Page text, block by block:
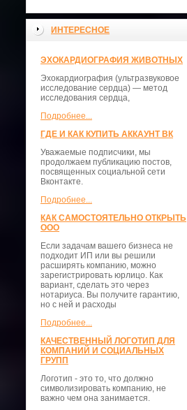
ИНТЕРЕСНОЕ
ЭХОКАРДИОГРАФИЯ ЖИВОТНЫХ
Эхокардиография (ультразвуковое
исследование сердца) — метод
исследования сердца,
Подробнее...
ГДЕ И КАК КУПИТЬ АККАУНТ ВК
Уважаемые подписчики, мы
продолжаем публикацию постов,
посвященных социальной сети
Вконтакте.
Подробнее...
КАК САМОСТОЯТЕЛЬНО ОТКРЫТЬ
ООО
Если задачам вашего бизнеса не
подходит ИП или вы решили
расширять компанию, можно
зарегистрировать юрлицо. Как
вариант, сделать это через
нотариуса. Вы получите гарантию,
но с ней и расходы
Подробнее...
КАЧЕСТВЕННЫЙ ЛОГОТИП ДЛЯ
КОМПАНИЙ И СОЦИАЛЬНЫХ
ГРУПП
Логотип - это то, что должно
символизировать компанию, не
важно чем она занимается.